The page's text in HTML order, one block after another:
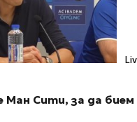
Ман Сити, за да бием